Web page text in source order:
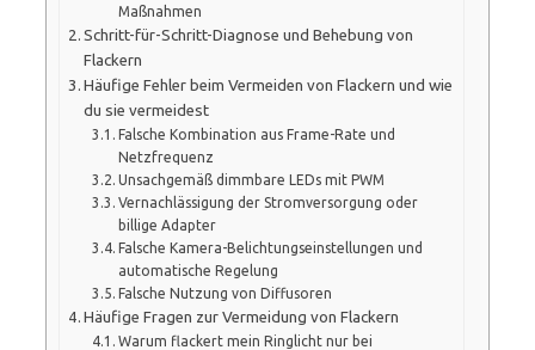
Maßnahmen
Schritt-für-Schritt-Diagnose und Behebung von
Flackern
Häufige Fehler beim Vermeiden von Flackern und wie
du sie vermeidest
Falsche Kombination aus Frame-Rate und
Netzfrequenz
Unsachgemäß dimmbare LEDs mit PWM
Vernachlässigung der Stromversorgung oder
billige Adapter
Falsche Kamera-Belichtungseinstellungen und
automatische Regelung
Falsche Nutzung von Diffusoren
Häufige Fragen zur Vermeidung von Flackern
Warum flackert mein Ringlicht nur bei